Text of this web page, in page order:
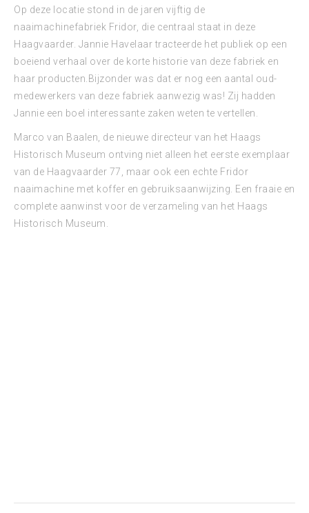
Op deze locatie stond in de jaren vijftig de
naaimachinefabriek Fridor, die centraal staat in deze
Haagvaarder. Jannie Havelaar tracteerde het publiek op een
boeiend verhaal over de korte historie van deze fabriek en
haar producten.Bijzonder was dat er nog een aantal oud-
medewerkers van deze fabriek aanwezig was! Zij hadden
Jannie een boel interessante zaken weten te vertellen.
Marco van Baalen, de nieuwe directeur van het Haags
Historisch Museum ontving niet alleen het eerste exemplaar
van de Haagvaarder 77, maar ook een echte Fridor
naaimachine met koffer en gebruiksaanwijzing. Een fraaie en
complete aanwinst voor de verzameling van het Haags
Historisch Museum.